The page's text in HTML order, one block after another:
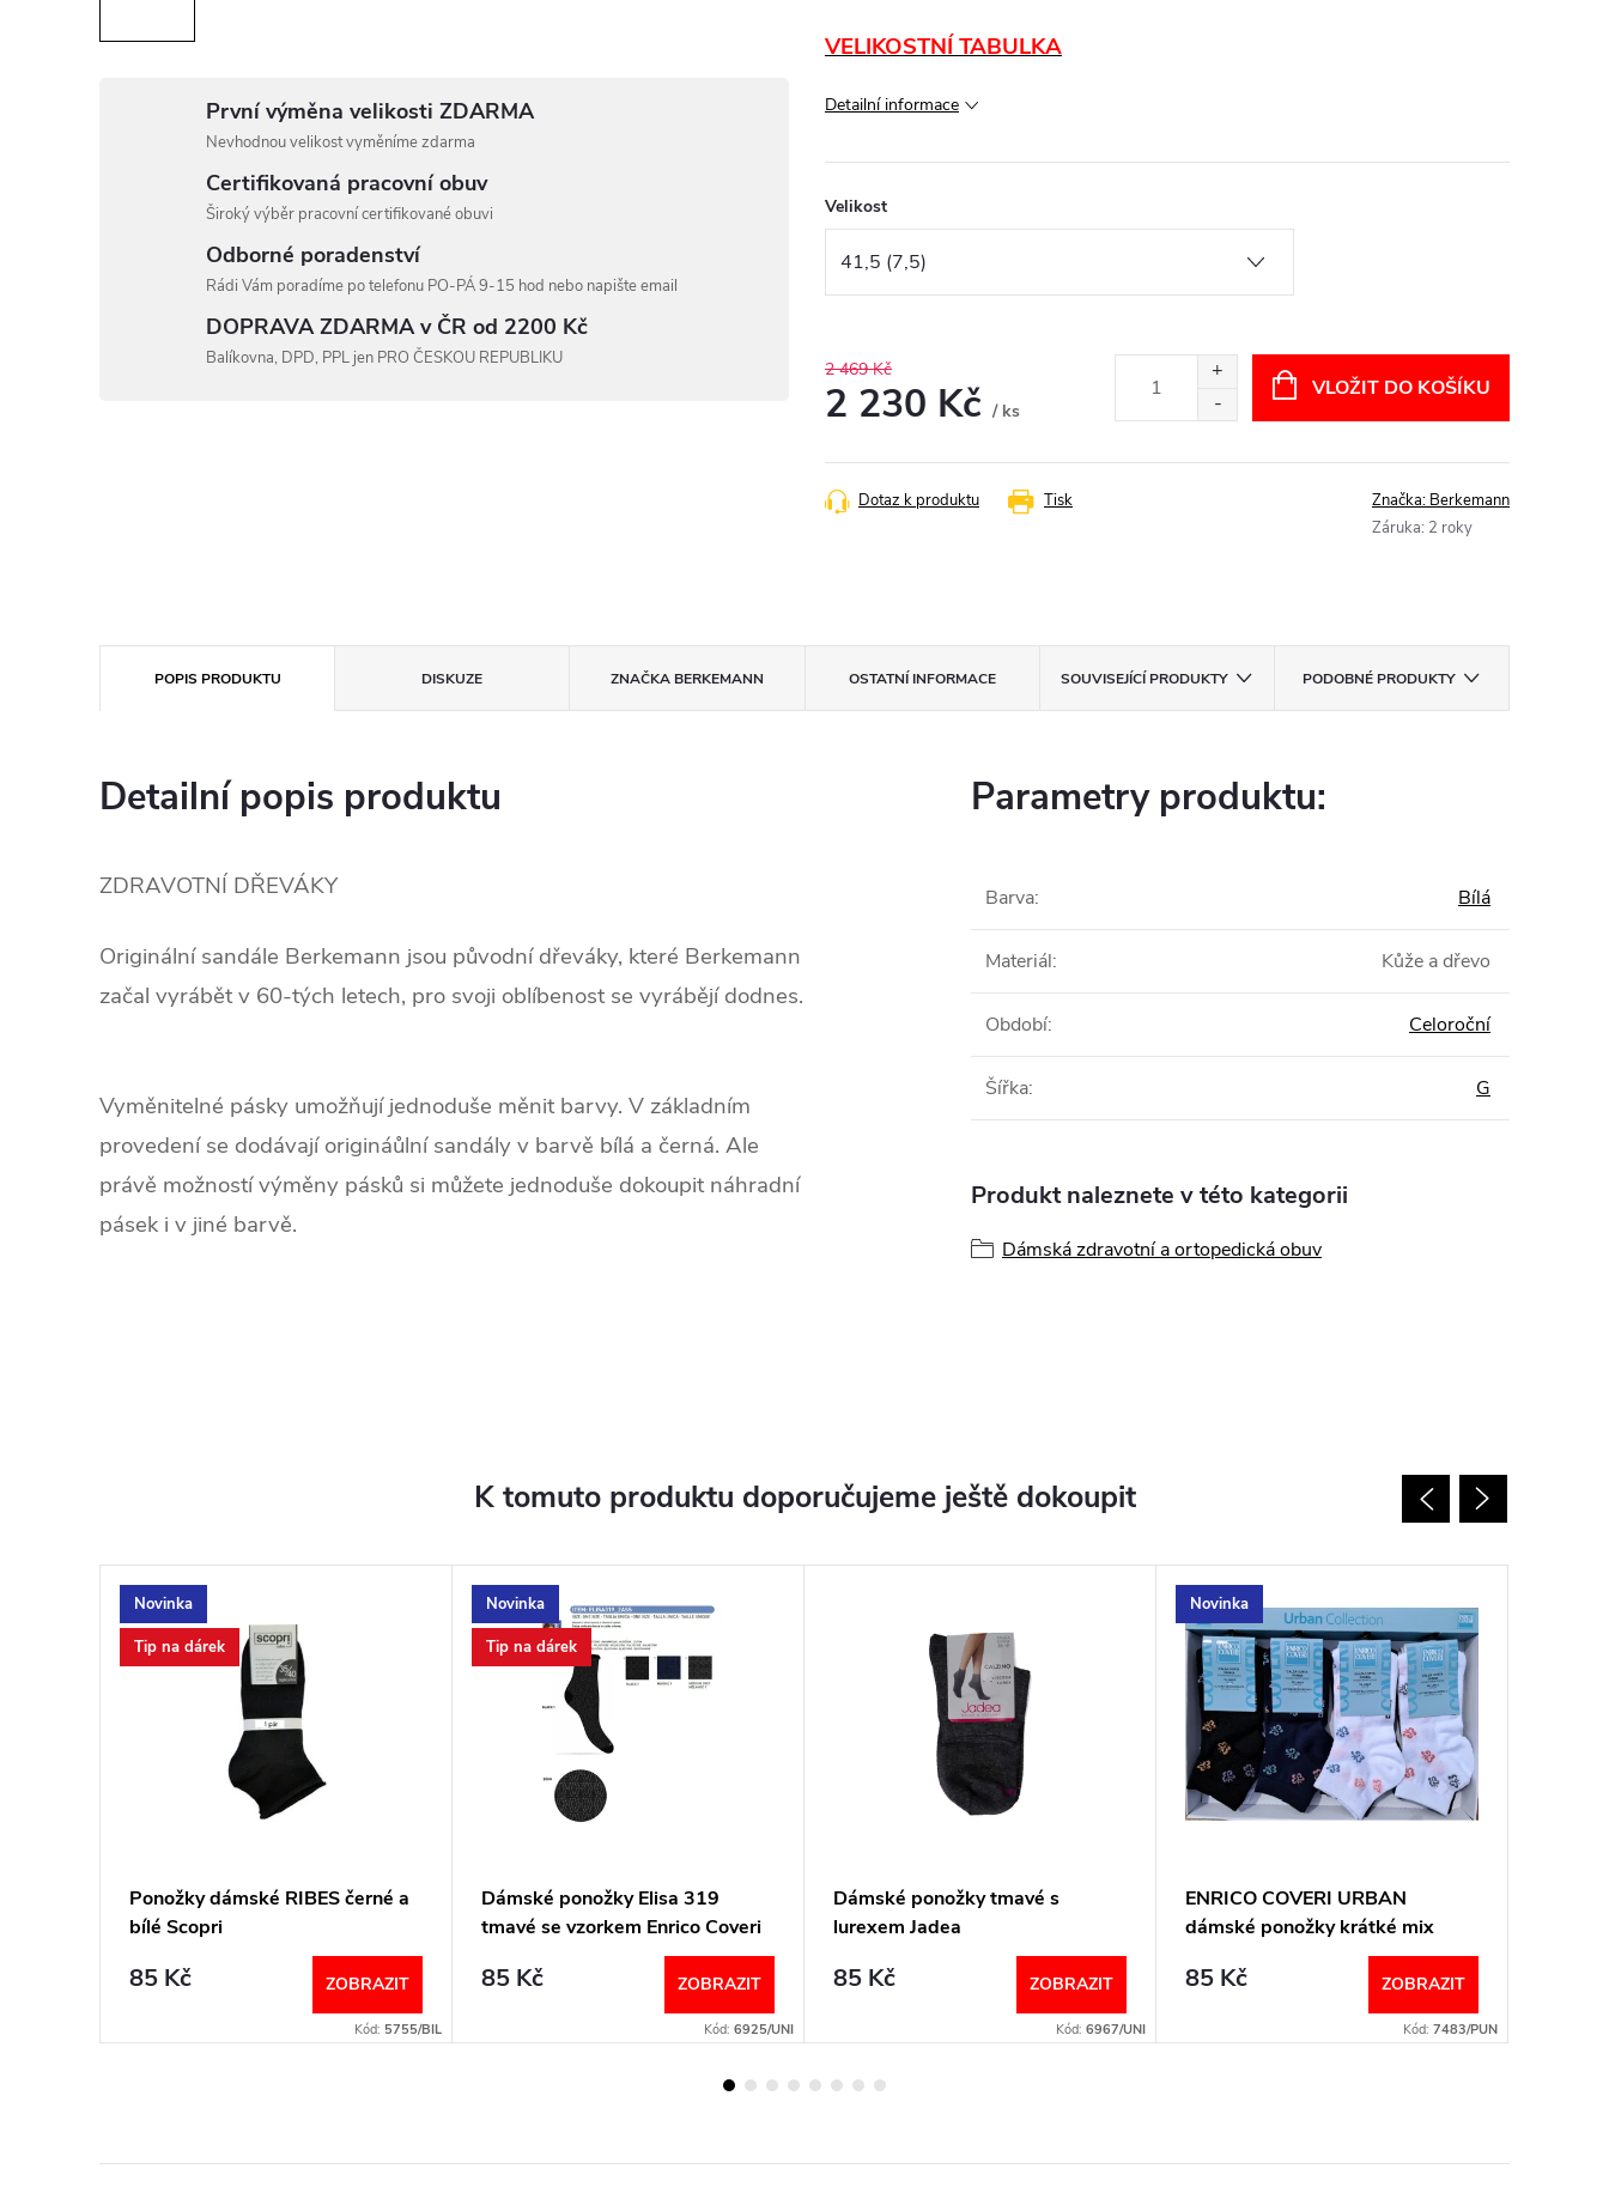
První výměna velikosti ZDARMA
Nevhodnou velikost vyměníme zdarma
Certifikovaná pracovní obuv
Široký výběr pracovní certifikované obuvi
Odborné poradenství
Rádi Vám poradíme po telefonu PO-PÁ 9-15 hod nebo napište email
DOPRAVA ZDARMA v ČR od 2200 Kč
Balíkovna, DPD, PPL jen PRO ČESKOU REPUBLIKU
VELIKOSTNÍ TABULKA
Detailní informace
Velikost
2 469 Kč
2 230 Kč / ks
cena:
VLOŽIT DO KOŠÍKU
Tisk
Dotaz k produktu Značka: Berkemann
Záruka: 2 roky
POPIS PRODUKTU DISKUZE ZNAČKABERKEMANN OSTATNÍ INFORMACE SOUVISEJÍCÍ PRODUKTY PODOBNÉ PRODUKTY
Detailní popis produktu
ZDRAVOTNÍ DŘEVÁKY
Originální sandále Berkemann jsou původní dřeváky, které Berkemann
začal vyrábět v 60-tých letech, pro svoji oblíbenost se vyrábějí dodnes.
Vyměnitelné pásky umožňují jednoduše měnit barvy. V základním
provedení se dodávají origináůlní sandály v barvě bílá a černá. Ale
právě možností výměny pásků si můžete jednoduše dokoupit náhradní
pásek i v jiné barvě.
Parametry produktu:
Barva: Bílá
Materiál: Kůže a dřevo
Období: Celoroční
Šířka: G
Produkt naleznete v této kategorii
Dámská zdravotní a ortopedická obuv
K tomuto produktu doporučujeme ještě dokoupit
Novinka
Tip na dárek
Ponožky dámské RIBES černé a
bílé Scopri
85 Kč ZOBRAZIT
Kód: 5755/BIL
Novinka
Tip na dárek
Dámské ponožky Elisa 319
tmavé se vzorkem Enrico Coveri
85 Kč ZOBRAZIT
Kód: 6925/UNI
Dámské ponožky tmavé s
lurexem Jadea
85 Kč ZOBRAZIT
Kód: 6967/UNI
Novinka
ENRICO COVERI URBAN
dámské ponožky krátké mix
85 Kč ZOBRAZIT
Kód: 7483/PUN